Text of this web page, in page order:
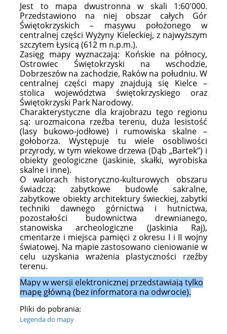
Jest to mapa dwustronna w skali 1:60'000.
Przedstawiono na niej obszar całych Gór
Świętokrzyskich – masywu położonego w
centralnej części Wyżyny Kieleckiej, z najwyższym
szczytem Łysicą (612 m n.p.m.).
Zasięg mapy wyznaczają: Końskie na północy,
Ostrowiec Świętokrzyski na wschodzie,
Dobrzeszów na zachodzie, Raków na południu. W
centralnej części mapy znajdują się Kielce –
stolica województwa świętokrzyskiego oraz
Świętokrzyski Park Narodowy.
Charakterystyczne dla krajobrazu tego regionu
są: urozmaicona rzeźba terenu, duża lesistość
(lasy bukowo-jodłowe) i rumowiska skalne –
gołoborza. Występuje tu wiele osobliwości
przyrody, w tym wiekowe drzewa (Dąb „Bartek”) i
obiekty geologiczne (jaskinie, skałki, wyrobiska
skalne i inne).
O walorach historyczno-kulturowych obszaru
świadczą: zabytkowe budowle sakralne,
zabytkowe obiekty architektury świeckiej, zabytki
techniki dawnego górnictwa i hutnictwa,
pozostałości budownictwa drewnianego,
stanowiska archeologiczne (Jaskinia Raj),
cmentarze i miejsca pamięci z okresu I i II wojny
światowej. Na mapie zastosowano cieniowanie w
celu uzyskania wrażenia plastyczności rzeźby
terenu.
Mapy w wersji elektronicznej przedstawiają tylko
mapę główną (bez informatora na odwrocie).
Pliki do pobrania:
Legenda do mapy